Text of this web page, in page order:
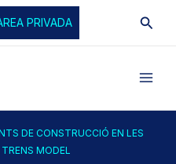
PRIVADA
DE CONSTRUCCIÓ EN LES
MODEL